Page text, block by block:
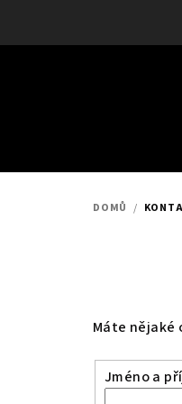
DOMŮ /
Máte nějaké
Jméno a